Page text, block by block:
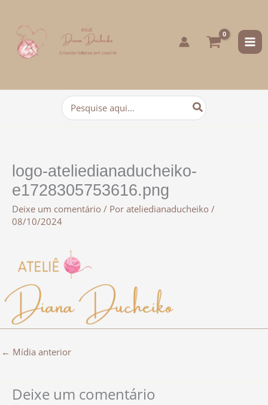
conteúdo
Procurar:
logo-ateliedianaducheiko-
e1728305753616.png
Deixe um comentário / Por ateliedianaducheiko /
08/10/2024
← Mídia anterior
Deixe um comentário